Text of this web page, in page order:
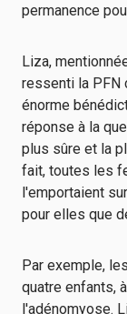
permanence
Liza,
ressenti la PFN
énorme
réponse à la
plus sûre et la
fait, toutes les
l'emportaient
pour elles que
Par exemple,
quatre enfants,
l'adénomyose.